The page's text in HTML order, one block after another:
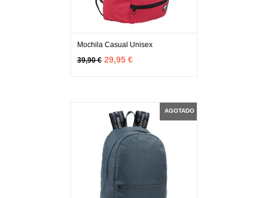
AGOTADO
Mochila Casual Unisex
39,90 € 29,95 €
AGOTADO